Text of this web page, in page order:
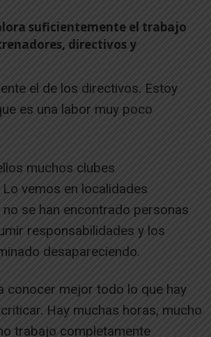
suficientemente el trabajo
directivos y
el de los directivos. Estoy
es una labor muy poco
muchos clubes
vemos en localidades
se han encontrado personas
responsabilidades y los
desapareciendo.
conocer mejor todo lo que hay
Hay muchas horas, mucho
trabajo completamente